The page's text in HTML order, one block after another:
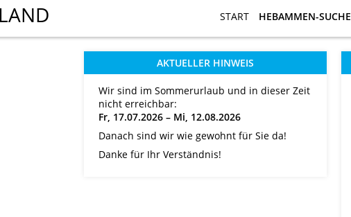
START HEBAMMEN-SUCHE
START HEBAMMEN-SUCHE
AKTUELLER HINWEIS
Wir sind im Sommerurlaub und in dieser Zeit
nicht erreichbar:
Fr, 17.07.2026 – Mi, 12.08.2026
Danach sind wir wie gewohnt für Sie da!
Danke für Ihr Verständnis!